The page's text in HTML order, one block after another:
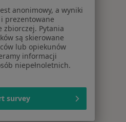
Najczęście leczone
w Białymstoku
w Białymstoku
w Białymstoku
Białymstoku
w Białymstoku
anonimowy, a wyniki
prezentowane
zbiorczej. Pytania
są skierowane
lub opiekunów
informacji
niepełnoletnich.
survey